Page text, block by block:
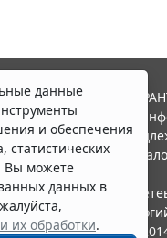
данные
и обеспечения
статистических
Вы можете
данных в
их обработки.
2026. Система
правовой
ГАРАНТ.РУ
в качестве
58365 от 18 июня